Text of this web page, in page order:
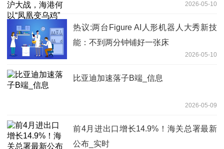
2026-05-10
热议:两台Figure AI人形机器人大秀新技
能：不到两分钟铺好一张床
2026-05-10
比亚迪加速落子B端_信息
2026-05-09
前4月进出口增长14.9%！海关总署最新
公布_实时